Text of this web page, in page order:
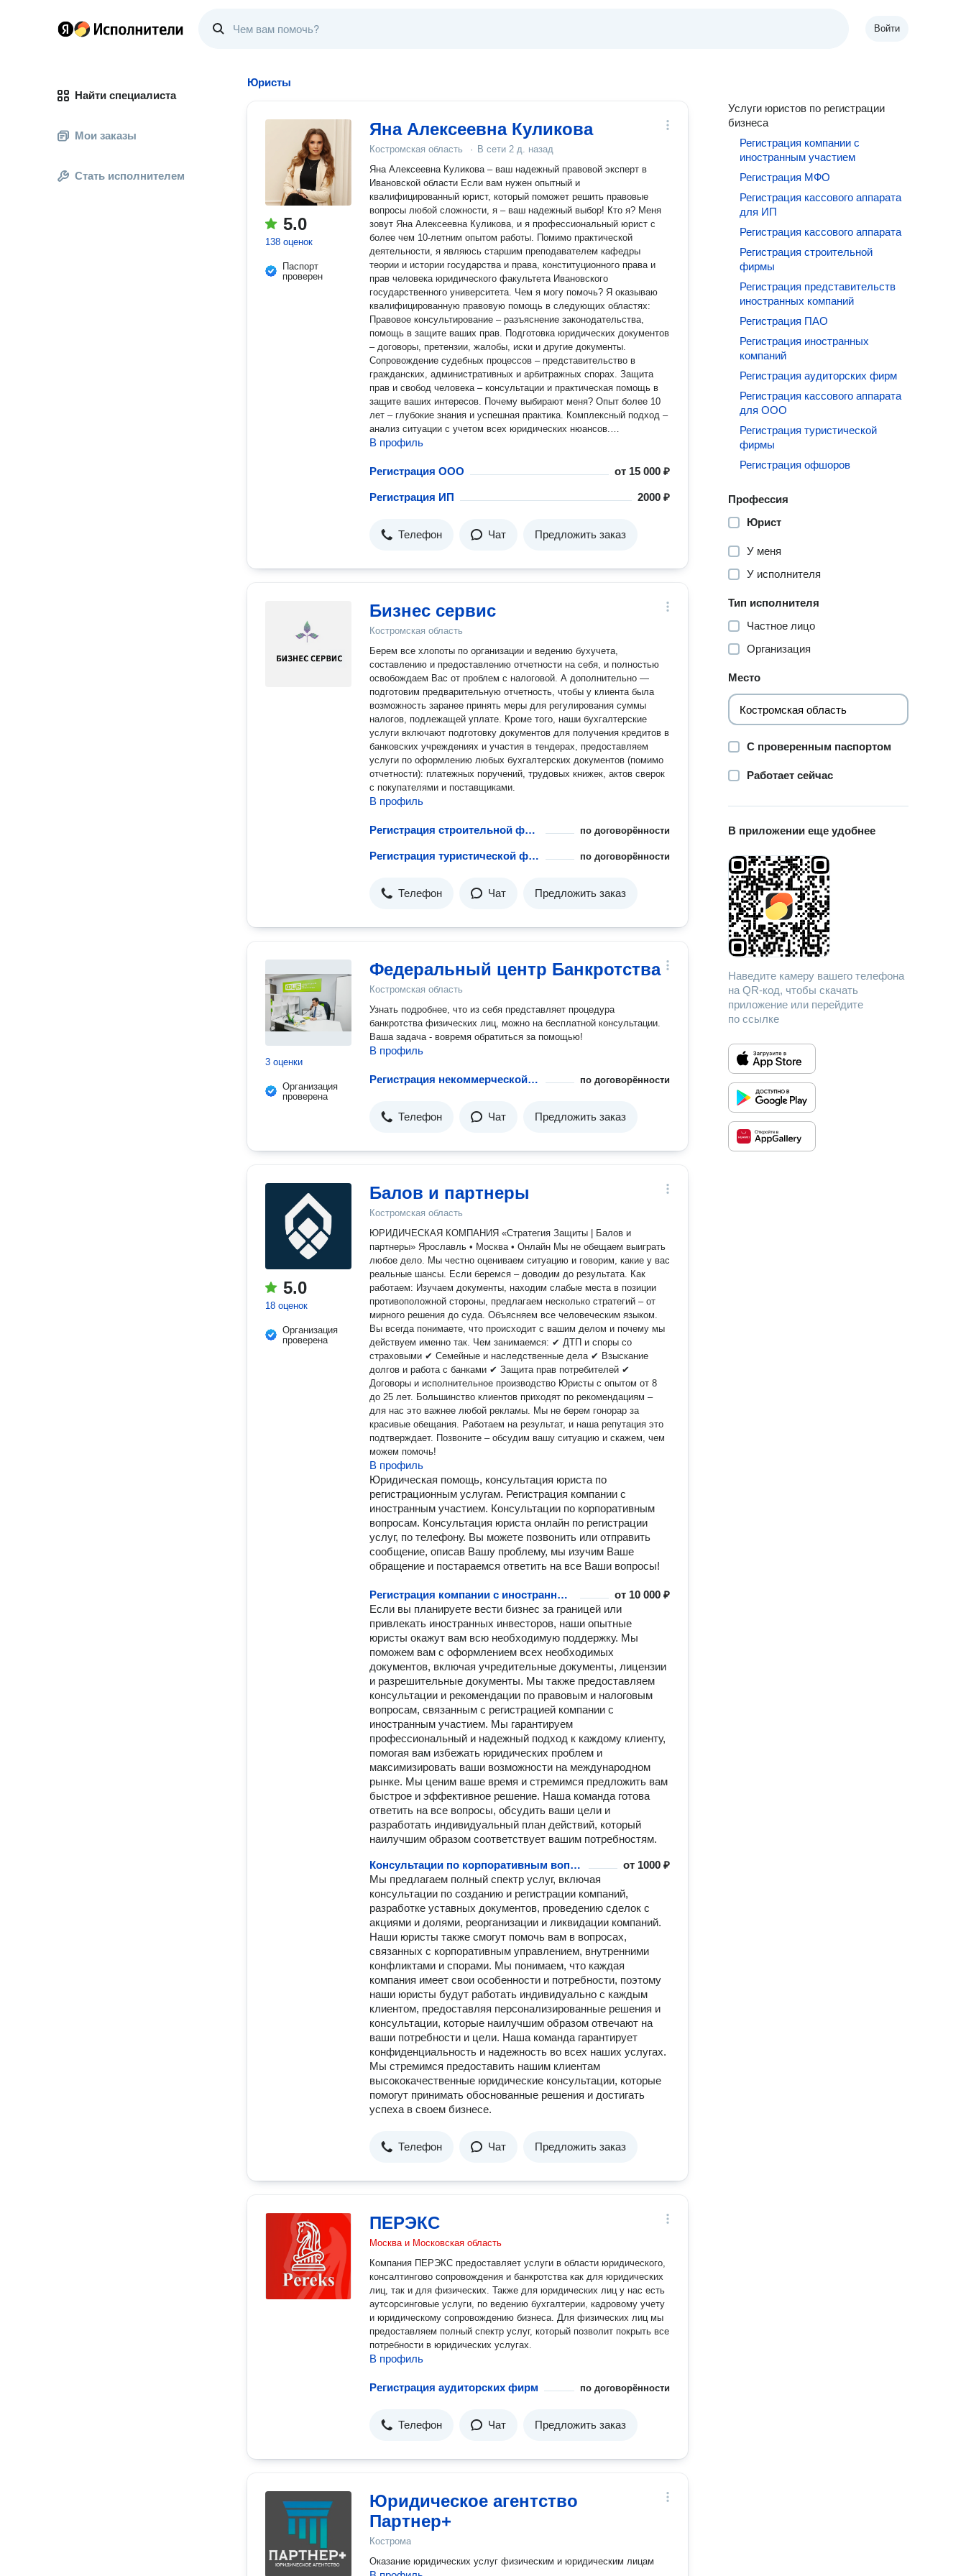
Войти
Найти специалиста
Мои заказы
Стать исполнителем
Юристы
5.0
138 оценок
Паспорт
проверен
Яна Алексеевна Куликова
Костромская область · В сети 2 д. назад
Яна Алексеевна Куликова – ваш надежный правовой эксперт в
Ивановской области Если вам нужен опытный и
квалифицированный юрист, который поможет решить правовые
вопросы любой сложности, я – ваш надежный выбор! Кто я? Меня
зовут Яна Алексеевна Куликова, и я профессиональный юрист с
более чем 10-летним опытом работы. Помимо практической
деятельности, я являюсь старшим преподавателем кафедры
теории и истории государства и права, конституционного права и
прав человека юридического факультета Ивановского
государственного университета. Чем я могу помочь? Я оказываю
квалифицированную правовую помощь в следующих областях:
Правовое консультирование – разъяснение законодательства,
помощь в защите ваших прав. Подготовка юридических документов
– договоры, претензии, жалобы, иски и другие документы.
Сопровождение судебных процессов – представительство в
гражданских, административных и арбитражных спорах. Защита
прав и свобод человека – консультации и практическая помощь в
защите ваших интересов. Почему выбирают меня? Опыт более 10
лет – глубокие знания и успешная практика. Комплексный подход –
анализ ситуации с учетом всех юридических нюансов.
Индивидуальные решения – работа с учетом особенностей вашего
стоимости услуг. Конфиденциальность – ваши данные и дела в
административному праву, участвую в научных конференциях и
помощь или консультация – обращайтесь! Я всегда открыта к
В профиль
Регистрация ООО от 15 000 ₽
Регистрация ИП 2000 ₽
Телефон Чат Предложить заказ
Бизнес сервис
Костромская область
Берем все хлопоты по организации и ведению бухучета,
составлению и предоставлению отчетности на себя, и полностью
освобождаем Вас от проблем с налоговой. А дополнительно —
подготовим предварительную отчетность, чтобы у клиента была
возможность заранее принять меры для регулирования суммы
налогов, подлежащей уплате. Кроме того, наши бухгалтерские
услуги включают подготовку документов для получения кредитов в
банковских учреждениях и участия в тендерах, предоставляем
услуги по оформлению любых бухгалтерских документов (помимо
отчетности): платежных поручений, трудовых книжек, актов сверок
с покупателями и поставщиками.
В профиль
Регистрация строительной фирмы по договорённости
Регистрация туристической фирмы по договорённости
Телефон Чат Предложить заказ
3 оценки
Организация
проверена
Федеральный центр Банкротства
Костромская область
Узнать подробнее, что из себя представляет процедура
банкротства физических лиц, можно на бесплатной консультации.
Ваша задача - вовремя обратиться за помощью!
В профиль
Регистрация некоммерческой организации (с необходимыми положениями) по договорённости
Телефон Чат Предложить заказ
5.0
18 оценок
Организация
проверена
Балов и партнеры
Костромская область
ЮРИДИЧЕСКАЯ КОМПАНИЯ «Стратегия Защиты | Балов и
партнеры» Ярославль • Москва • Онлайн Мы не обещаем выиграть
любое дело. Мы честно оцениваем ситуацию и говорим, какие у вас
реальные шансы. Если беремся – доводим до результата. Как
работаем: Изучаем документы, находим слабые места в позиции
противоположной стороны, предлагаем несколько стратегий – от
мирного решения до суда. Объясняем все человеческим языком.
Вы всегда понимаете, что происходит с вашим делом и почему мы
действуем именно так. Чем занимаемся: ✔ ДТП и споры со
страховыми ✔ Семейные и наследственные дела ✔ Взыскание
долгов и работа с банками ✔ Защита прав потребителей ✔
Договоры и исполнительное производство Юристы с опытом от 8
до 25 лет. Большинство клиентов приходят по рекомендациям –
для нас это важнее любой рекламы. Мы не берем гонорар за
красивые обещания. Работаем на результат, и наша репутация это
подтверждает. Позвоните – обсудим вашу ситуацию и скажем, чем
можем помочь!
В профиль
Юридическая помощь, консультация юриста по
регистрационным услугам. Регистрация компании с
иностранным участием. Консультации по корпоративным
вопросам. Консультация юриста онлайн по регистрации
услуг, по телефону. Вы можете позвонить или отправить
сообщение, описав Вашу проблему, мы изучим Ваше
обращение и постараемся ответить на все Ваши вопросы!
Регистрация компании с иностранным участием от 10 000 ₽
Если вы планируете вести бизнес за границей или
привлекать иностранных инвесторов, наши опытные
юристы окажут вам всю необходимую поддержку. Мы
поможем вам с оформлением всех необходимых
документов, включая учредительные документы, лицензии
и разрешительные документы. Мы также предоставляем
консультации и рекомендации по правовым и налоговым
вопросам, связанным с регистрацией компании с
иностранным участием. Мы гарантируем
профессиональный и надежный подход к каждому клиенту,
помогая вам избежать юридических проблем и
максимизировать ваши возможности на международном
рынке. Мы ценим ваше время и стремимся предложить вам
быстрое и эффективное решение. Наша команда готова
ответить на все вопросы, обсудить ваши цели и
разработать индивидуальный план действий, который
наилучшим образом соответствует вашим потребностям.
Консультации по корпоративным вопросам от 1000 ₽
Мы предлагаем полный спектр услуг, включая
консультации по созданию и регистрации компаний,
разработке уставных документов, проведению сделок с
акциями и долями, реорганизации и ликвидации компаний.
Наши юристы также смогут помочь вам в вопросах,
связанных с корпоративным управлением, внутренними
конфликтами и спорами. Мы понимаем, что каждая
компания имеет свои особенности и потребности, поэтому
наши юристы будут работать индивидуально с каждым
клиентом, предоставляя персонализированные решения и
консультации, которые наилучшим образом отвечают на
ваши потребности и цели. Наша команда гарантирует
конфиденциальность и надежность во всех наших услугах.
Мы стремимся предоставить нашим клиентам
высококачественные юридические консультации, которые
помогут принимать обоснованные решения и достигать
успеха в своем бизнесе.
Телефон Чат Предложить заказ
ПЕРЭКС
Москва и Московская область
Компания ПЕРЭКС предоставляет услуги в области юридического,
консалтингово сопровождения и банкротства как для юридических
лиц, так и для физических. Также для юридических лиц у нас есть
аутсорсинговые услуги, по ведению бухгалтерии, кадровому учету
и юридическому сопровождению бизнеса. Для физических лиц мы
предоставляем полный спектр услуг, который позволит покрыть все
потребности в юридических услугах.
В профиль
Регистрация аудиторских фирм по договорённости
Телефон Чат Предложить заказ
Юридическое агентство
Партнер+
Кострома
Оказание юридических услуг физическим и юридическим лицам
Услуги юристов по регистрации
бизнеса
Регистрация компании с
иностранным участием
Регистрация МФО
Регистрация кассового аппарата
для ИП
Регистрация кассового аппарата
Регистрация строительной
фирмы
Регистрация представительств
иностранных компаний
Регистрация ПАО
Регистрация иностранных
компаний
Регистрация аудиторских фирм
Регистрация кассового аппарата
для ООО
Регистрация туристической
фирмы
Регистрация офшоров
Профессия
Юрист
У меня
У исполнителя
Тип исполнителя
Частное лицо
Организация
Место
С проверенным паспортом
Работает сейчас
В приложении еще удобнее
Наведите камеру вашего телефона
на QR-код, чтобы скачать
приложение или перейдите
по ссылке